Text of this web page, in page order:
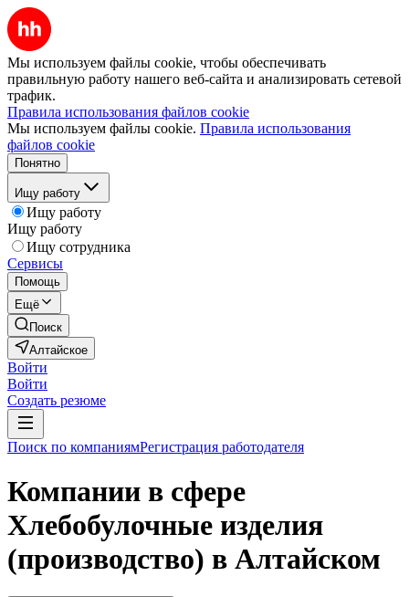
Мы используем файлы cookie, чтобы обеспечивать
правильную работу нашего веб-сайта и анализировать сетевой
трафик.
Правила использования файлов cookie
Мы используем файлы cookie. Правила использования
файлов cookie
Понятно
Ищу работу
Ищу работу
Ищу работу
Ищу сотрудника
Сервисы
Помощь
Ещё
Поиск
Алтайское
Войти
Войти
Создать резюме
Поиск по компаниямРегистрация работодателя
Компании в сфере
Хлебобулочные изделия
(производство) в Алтайском